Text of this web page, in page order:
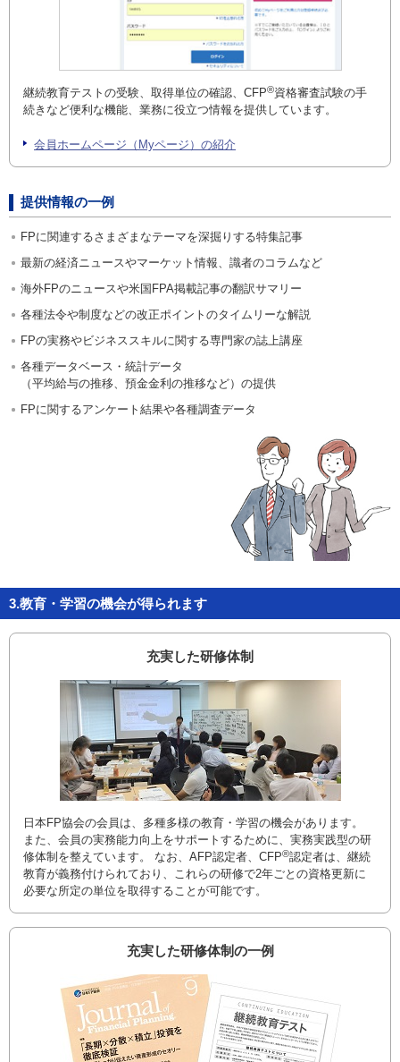
継続教育テストの受験、取得単位の確認、CFP®資格審査試験の手
続きなど便利な機能、業務に役立つ情報を提供しています。
会員ホームページ（Myページ）の紹介
提供情報の一例
FPに関連するさまざまなテーマを深掘りする特集記事
最新の経済ニュースやマーケット情報、識者のコラムなど
海外FPのニュースや米国FPA掲載記事の翻訳サマリー
各種法令や制度などの改正ポイントのタイムリーな解説
FPの実務やビジネススキルに関する専門家の誌上講座
各種データベース・統計データ
（平均給与の推移、預金金利の推移など）の提供
FPに関するアンケート結果や各種調査データ
3.教育・学習の機会が得られます
充実した研修体制
日本FP協会の会員は、多種多様の教育・学習の機会があります。
また、会員の実務能力向上をサポートするために、実務実践型の研
修体制を整えています。 なお、AFP認定者、CFP®認定者は、継続
教育が義務付けられており、これらの研修で2年ごとの資格更新に
必要な所定の単位を取得することが可能です。
充実した研修体制の一例